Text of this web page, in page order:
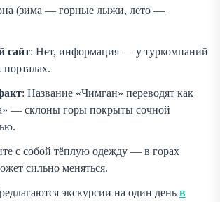
(зима — горные лыжи, лето —
сайт: Нет, информация — у туркомпаний
: Название «Чимган» переводят как
— склоны горы покрыты сочной
с собой тёплую одежду — в горах
сильно меняться.
экскурсии на один день в